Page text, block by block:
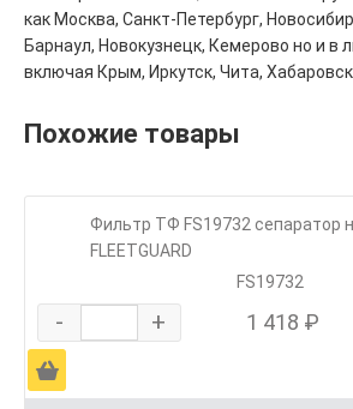
как Москва, Санкт-Петербург,
Барнаул, Новокузнецк, Кемерово но и в
включая Крым, Иркутск, Чита,
Похожие товары
Фильтр ТФ FS19732 сепаратор
FLEETGUARD
FS19732
- + 1 418 ₽
Ä